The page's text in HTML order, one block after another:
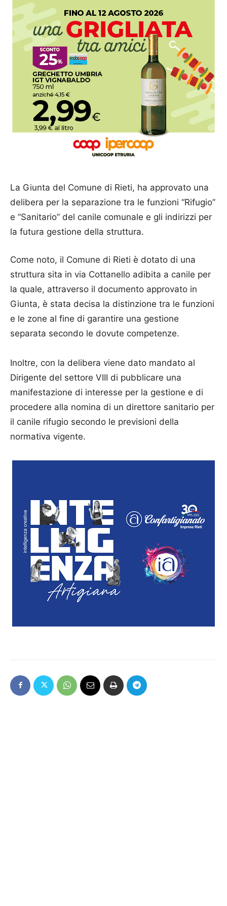
La Giunta del Comune di Rieti, ha approvato una
delibera per la separazione tra le funzioni “Rifugio”
e “Sanitario” del canile comunale e gli indirizzi per
la futura gestione della struttura.
Come noto, il Comune di Rieti è dotato di una
struttura sita in via Cottanello adibita a canile per
la quale, attraverso il documento approvato in
Giunta, è stata decisa la distinzione tra le funzioni
e le zone al fine di garantire una gestione
separata secondo le dovute competenze.
Inoltre, con la delibera viene dato mandato al
Dirigente del settore VIII di pubblicare una
manifestazione di interesse per la gestione e di
procedere alla nomina di un direttore sanitario per
il canile rifugio secondo le previsioni della
normativa vigente.